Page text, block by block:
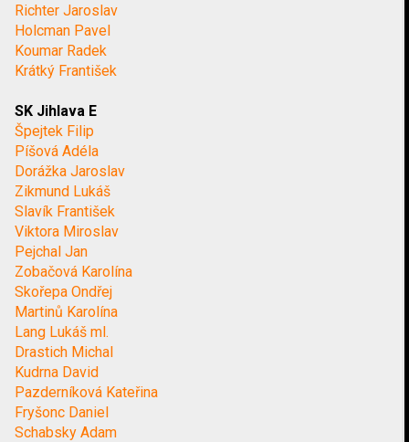
Richter Jaroslav
Holcman Pavel
Koumar Radek
Krátký František
SK Jihlava E
Špejtek Filip
Píšová Adéla
Dorážka Jaroslav
Zikmund Lukáš
Slavík František
Viktora Miroslav
Pejchal Jan
Zobačová Karolína
Skořepa Ondřej
Martinů Karolína
Lang Lukáš ml.
Drastich Michal
Kudrna David
Pazderníková Kateřina
Fryšonc Daniel
Schabsky Adam